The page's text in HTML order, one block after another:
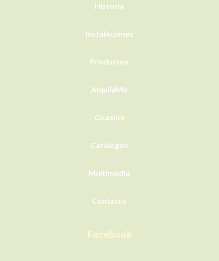
Historia
Instalaciones
Productos
AlquílaMe
Ocasión
Catálogos
Multimedia
Contacto
Facebook